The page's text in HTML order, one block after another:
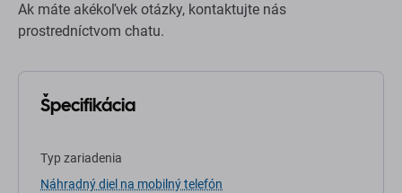
Ak máte akékoľvek otázky, kontaktujte nás
prostredníctvom chatu.
Špecifikácia
Typ zariadenia
Náhradný diel na mobilný telefón